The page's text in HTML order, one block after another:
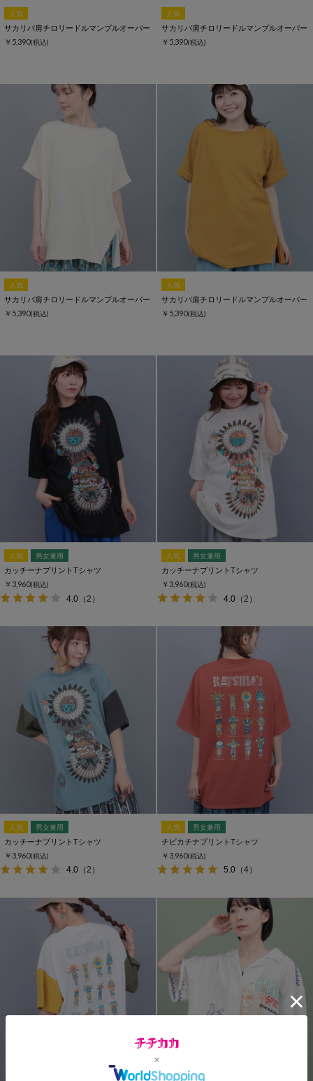
人気
サカリバ肩チロリードルマンプルオーバー
￥5,390(税込)
人気
サカリバ肩チロリードルマンプルオーバー
￥5,390(税込)
人気
サカリバ肩チロリードルマンプルオーバー
￥5,390(税込)
人気
サカリバ肩チロリードルマンプルオーバー
￥5,390(税込)
人気 男女兼用
カッチーナプリントTシャツ
￥3,960(税込)
4.0 （2）
人気 男女兼用
カッチーナプリントTシャツ
￥3,960(税込)
4.0 （2）
人気 男女兼用
カッチーナプリントTシャツ
￥3,960(税込)
4.0 （2）
人気 男女兼用
チビカチナプリントTシャツ
￥3,960(税込)
5.0 （4）